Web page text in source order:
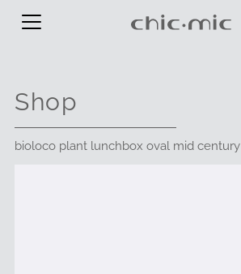
Shop
bioloco plant lunchbox oval mid century